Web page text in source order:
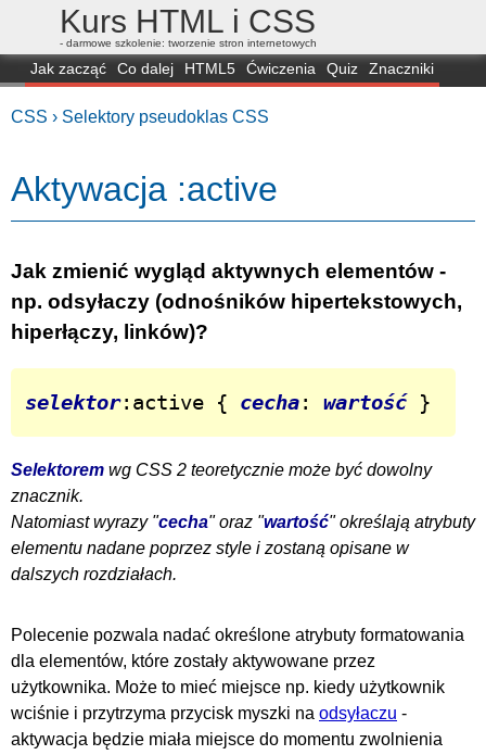
Kurs HTML i CSS
- darmowe szkolenie: tworzenie stron internetowych
Jak zacząć Co dalej HTML5 Ćwiczenia Quiz
Znaczniki
CSS › Selektory pseudoklas CSS
Aktywacja :active
Jak zmienić wygląd aktywnych elementów -
np. odsyłaczy (odnośników hipertekstowych,
hiperłączy, linków)?
selektor:active { cecha: wartość }
Selektorem wg CSS 2 teoretycznie może być dowolny
znacznik.
Natomiast wyrazy "cecha" oraz "wartość" określają atrybuty
elementu nadane poprzez style i zostaną opisane w
dalszych rozdziałach.
Polecenie pozwala nadać określone atrybuty formatowania
dla elementów, które zostały aktywowane przez
użytkownika. Może to mieć miejsce np. kiedy użytkownik
wciśnie i przytrzyma przycisk myszki na odsyłaczu -
aktywacja będzie miała miejsce do momentu zwolnienia